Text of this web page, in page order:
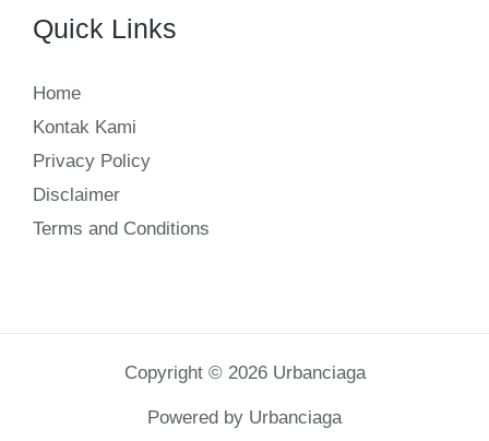
Quick Links
Home
Kontak Kami
Privacy Policy
Disclaimer
Terms and Conditions
Copyright © 2026 Urbanciaga
Powered by Urbanciaga